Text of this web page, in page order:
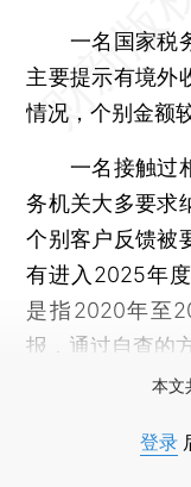
一名国家税务
主要提示有境外
情况，个别金额
一名接触过相
务机关大多要求
个别客户反馈被
有进入2025年
是指2020年至
报，通过自查的
本文
登录